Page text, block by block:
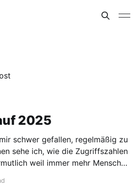
2025
schwer gefallen, regelmäßig zu
sehe ich, wie die Zugriffszahlen
weil immer mehr Menschen